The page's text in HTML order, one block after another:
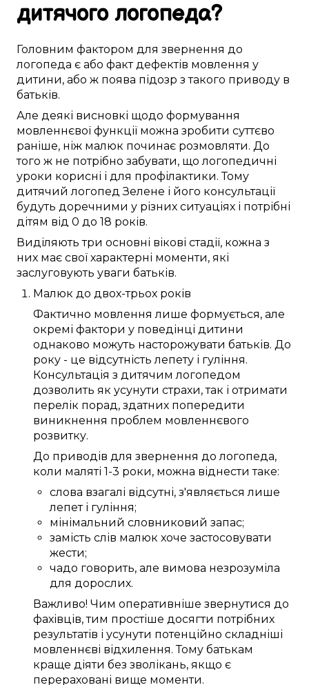
дитячого логопеда?
Головним фактором для звернення до
логопеда є або факт дефектів мовлення у
дитини, або ж поява підозр зтакого приводу в
батьків.
Але деякі висновкі щодо формування
мовленнєвої функції можна зробити суттєво
раніше, ніж малюк починає розмовляти. До
того ж не потрібно забувати, що логопедичні
уроки корисні і для профілактики.Тому
дитячий логопедЗелене і його консультації
будуть доречними у різних ситуаціях і потрібні
дітям від 0 до 18 років.
Виділяютьтри основні вікові стадії, кожна з
них має свої характерні моменти, які
заслуговують уваги батьків.
Малюк до двох-трьох років
Фактично мовлення лише формується, але
окремі фактори у поведінці дитини
однаково можуть насторожувати батьків. До
року - це відсутністьлепету і гуління.
Консультація з дитячим логопедом
дозволить як усунути страхи, так і отримати
перелік порад, здатних попередити
виникнення проблем мовленнєвого
розвитку.
До приводів для звернення дологопеда,
коли маляті 1-3 роки, можна віднести таке:
слова взагалі відсутні, з'являється лише
лепеті гуління;
мінімальний словниковий запас;
замість слів малюк хоче застосовувати
жести;
чадо говорить, але вимова незрозуміла
для дорослих.
Важливо! Чим оперативніше звернутися до
фахівців, тим простіше досягти потрібних
результатів і усунути потенційно складніші
мовленнєві відхилення.Тому батькам
краще діяти без зволікань, якщо є
перераховані вище моменти.